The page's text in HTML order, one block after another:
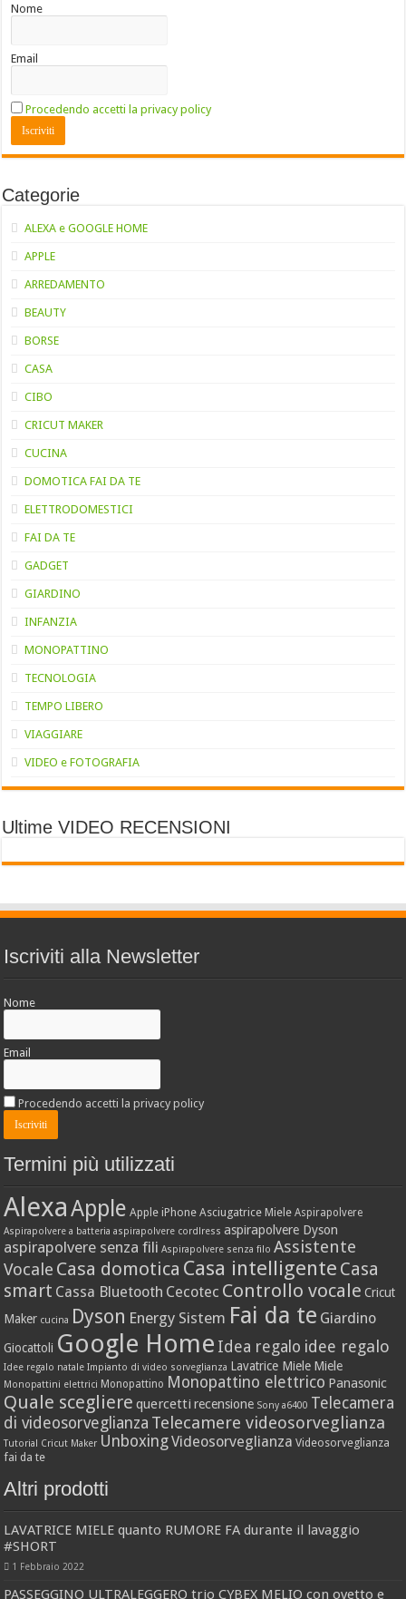
Nome
Email
Procedendo accetti la privacy policy
Categorie
ALEXA e GOOGLE HOME
APPLE
ARREDAMENTO
BEAUTY
BORSE
CASA
CIBO
CRICUT MAKER
CUCINA
DOMOTICA FAI DA TE
ELETTRODOMESTICI
FAI DA TE
GADGET
GIARDINO
INFANZIA
MONOPATTINO
TECNOLOGIA
TEMPO LIBERO
VIAGGIARE
VIDEO e FOTOGRAFIA
Ultime VIDEO RECENSIONI
Iscriviti alla Newsletter
Nome
Email
Procedendo accetti la privacy policy
Termini più utilizzati
AlexaApple Apple iPhone Asciugatrice Miele Aspirapolvere
Aspirapolvere a batteria aspirapolvere cordlress aspirapolvere Dyson
aspirapolvere senza fili Aspirapolvere senza filo Assistente
Vocale Casa domotica Casa intelligente Casa
smart Cassa Bluetooth Cecotec Controllo vocale Cricut
Maker cucina Dyson Energy Sistem Fai da te Giardino
Giocattoli Google Home Idea regalo idee regalo
Idee regalo natale Impianto di video sorveglianza Lavatrice Miele Miele
Monopattini elettrici Monopattino Monopattino elettrico Panasonic
Quale scegliere quercetti recensione Sony a6400 Telecamera
di videosorveglianza Telecamere videosorveglianza
Tutorial Cricut Maker UnboxingVideosorveglianza Videosorveglianza
fai da te
Altri prodotti
LAVATRICE MIELE quanto RUMORE FA durante il lavaggio
#SHORT
1 Febbraio 2022
PASSEGGINO ULTRALEGGERO trio CYBEX MELIO con ovetto e